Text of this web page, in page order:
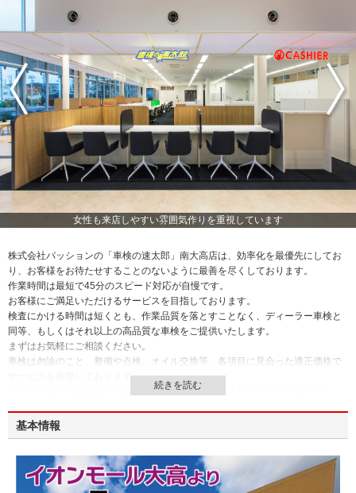
女性も来店しやすい雰囲気作りを重視しています
株式会社パッションの「車検の速太郎」南大高店は、効率化を最優先にしてお
り、お客様をお待たせすることのないように最善を尽くしております。
作業時間は最短で45分のスピード対応が自慢です。
お客様にご満足いただけるサービスを目指しております。
検査にかける時間は短くとも、作業品質を落とすことなく、ディーラー車検と
同等、もしくはそれ以上の高品質な車検をご提供いたします。
まずはお気軽にご相談ください。
車検は勿論のこと、整備や点検、オイル交換等、各項目に見合った適正価格で
サービスを展開しております。
一人でも多くのお客様にご納得、満足していただけるサービスを目指します。
基本情報